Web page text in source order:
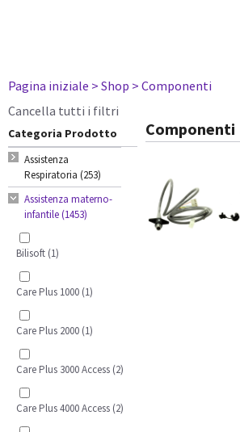
Pagina iniziale > Shop > Componenti
Cancella tutti i filtri
Categoria Prodotto
Assistenza
Respiratoria (253)
Assistenza materno-
infantile (1453)
Bilisoft (1)
Care Plus 1000 (1)
Care Plus 2000 (1)
Care Plus 3000 Access (2)
Care Plus 4000 Access (2)
Componenti